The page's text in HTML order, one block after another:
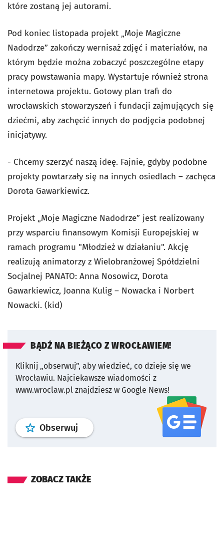
które zostaną jej autorami.
Pod koniec listopada projekt „Moje Magiczne
Nadodrze” zakończy wernisaż zdjęć i materiałów, na
którym będzie można zobaczyć poszczególne etapy
pracy powstawania mapy. Wystartuje również strona
internetowa projektu. Gotowy plan trafi do
wrocławskich stowarzyszeń i fundacji zajmujących się
dziećmi, aby zachęcić innych do podjęcia podobnej
inicjatywy.
- Chcemy szerzyć naszą ideę. Fajnie, gdyby podobne
projekty powtarzały się na innych osiedlach – zachęca
Dorota Gawarkiewicz.
Projekt „Moje Magiczne Nadodrze” jest realizowany
przy wsparciu finansowym Komisji Europejskiej w
ramach programu "Młodzież w działaniu". Akcję
realizują animatorzy z Wielobranżowej Spółdzielni
Socjalnej PANATO: Anna Nosowicz, Dorota
Gawarkiewicz, Joanna Kulig – Nowacka i Norbert
Nowacki. (kid)
BĄDŹ NA BIEŻĄCO Z WROCŁAWIEM!
Kliknij „obserwuj”, aby wiedzieć, co dzieje się we
Wrocławiu. Najciekawsze wiadomości z
www.wroclaw.pl znajdziesz w Google News!
Obserwuj profil serwisu
ZOBACZ TAKŻE